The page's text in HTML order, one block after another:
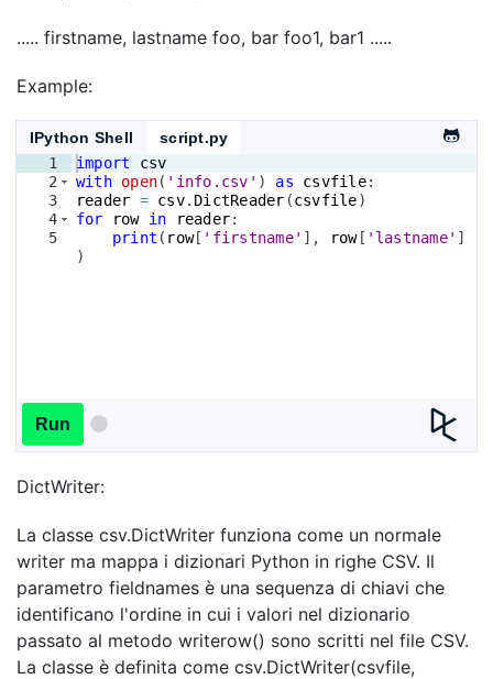
..... firstname, lastname foo, bar foo1, bar1 .....
Example:
IPython Shell
script.py
1
2
3
4
5
import
csv
with open( 'info.csv' ) as csvfile:
reader = csv. DictReader (csvfile)
for
row in reader:
print ( row[ 'firstname' ] , row[ 'lastname' ]
)
Run
DictWriter:
La classe csv.DictWriter funziona come un normale
writer ma mappa i dizionari Python in righe CSV. Il
parametro fieldnames è una sequenza di chiavi che
identificano l'ordine in cui i valori nel dizionario
passato al metodo writerow() sono scritti nel file CSV.
La classe è definita come csv.DictWriter(csvfile,